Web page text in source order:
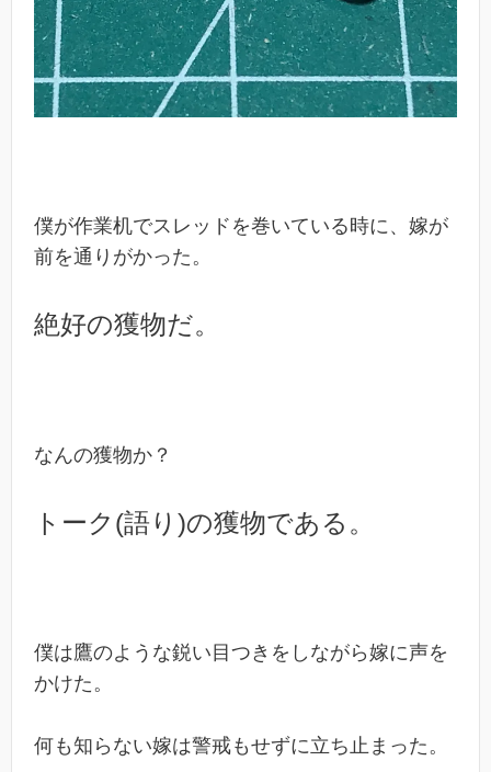
僕が作業机でスレッドを巻いている時に、嫁が
前を通りがかった。
絶好の獲物だ。
なんの獲物か？
トーク(語り)の獲物である。
僕は鷹のような鋭い目つきをしながら嫁に声を
かけた。
何も知らない嫁は警戒もせずに立ち止まった。